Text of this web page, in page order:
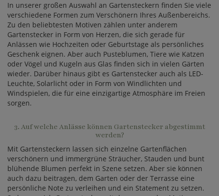
In unserer großen Auswahl an Gartensteckern finden Sie viele
verschiedene Formen zum Verschönern Ihres Außenbereichs.
Zu den beliebtesten Motiven zählen unter anderem
Gartenstecker in Form von Herzen, die sich gerade für
Anlässen wie Hochzeiten oder Geburtstage als persönliches
Geschenk eignen. Aber auch Pusteblumen, Tiere wie Katzen
oder Vögel und Kugeln aus Glas finden sich in vielen Gärten
wieder. Darüber hinaus gibt es Gartenstecker auch als LED-
Leuchte, Solarlicht oder in Form von Windlichten und
Windspielen, die für eine einzigartige Atmosphäre im Freien
sorgen.
3. Auf welche Anlässe können Gartenstecker abgestimmt
werden?
Mit Gartensteckern lassen sich einzelne Gartenflächen
verschönern und immergrüne Sträucher, Stauden und bunt
blühende Blumen perfekt in Szene setzen. Aber sie können
auch dazu beitragen, dem Garten oder der Terrasse eine
persönliche Note zu verleihen und ein Statement zu setzen.